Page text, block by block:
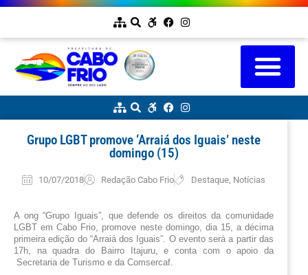
Grupo LGBT promove ‘Arraiá dos Iguais’ neste
domingo (15)
10/07/2018 Redação Cabo Frio Destaque, Notícias
A ong “Grupo Iguais”, que defende os direitos da comunidade
LGBT em Cabo Frio, promove neste domingo, dia 15, a décima
primeira edição do “Arraiá dos Iguais”. O evento será a partir das
17h, na quadra do Bairro Itajuru, e conta com o apoio da
Secretaria de Turismo e da Comsercaf.